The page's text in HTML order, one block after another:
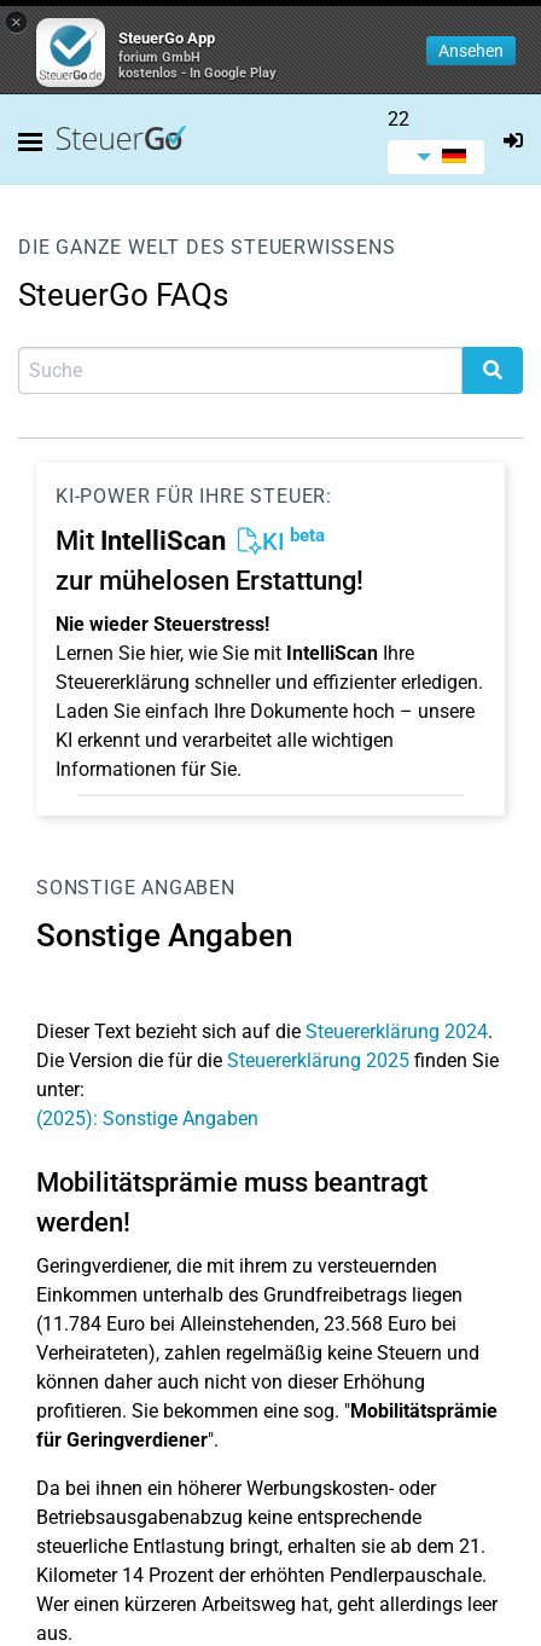
×
SteuerGo App
forium GmbH
kostenlos - In Google Play
Ansehen
22
DIE GANZE WELT DES STEUERWISSENS
SteuerGo FAQs
KI-POWER FÜR IHRE STEUER:
Mit IntelliScan KI beta
zur mühelosen Erstattung!
Nie wieder Steuerstress!
Lernen Sie hier, wie Sie mit IntelliScan Ihre
Steuererklärung schneller und effizienter erledigen.
Laden Sie einfach Ihre Dokumente hoch – unsere
KI erkennt und verarbeitet alle wichtigen
Informationen für Sie.
SONSTIGE ANGABEN
Sonstige Angaben
Dieser Text bezieht sich auf die Steuererklärung 2024.
Die Version die für die Steuererklärung 2025 finden Sie
unter:
(2025): Sonstige Angaben
Mobilitätsprämie muss beantragt
werden!
Geringverdiener, die mit ihrem zu versteuernden
Einkommen unterhalb des Grundfreibetrags liegen
(11.784 Euro bei Alleinstehenden, 23.568 Euro bei
Verheirateten), zahlen regelmäßig keine Steuern und
können daher auch nicht von dieser Erhöhung
profitieren. Sie bekommen eine sog. "Mobilitätsprämie
für Geringverdiener".
Da bei ihnen ein höherer Werbungskosten- oder
Betriebsausgabenabzug keine entsprechende
steuerliche Entlastung bringt, erhalten sie ab dem 21.
Kilometer 14 Prozent der erhöhten Pendlerpauschale.
Wer einen kürzeren Arbeitsweg hat, geht allerdings leer
aus.